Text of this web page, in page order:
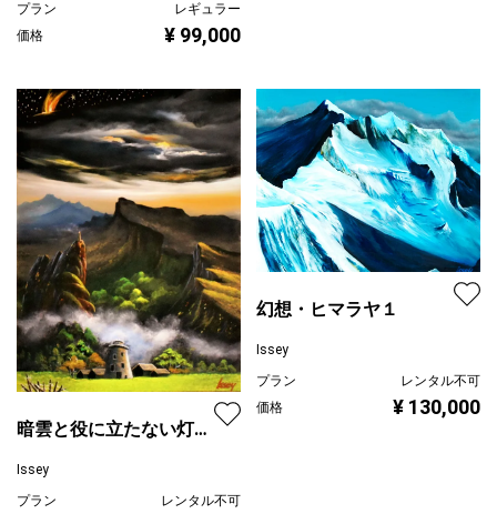
プラン
レギュラー
価格
¥ 99,000
暗雲と役に立たない灯台
Issey
プラン
レンタル不可
幻想・ヒマラヤ１
Issey
プラン
レンタル不可
価格
¥ 130,000